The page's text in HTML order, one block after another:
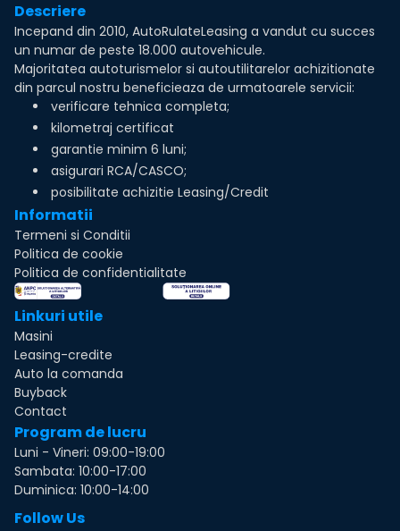
Descriere
Incepand din 2010, AutoRulateLeasing a vandut cu succes
un numar de peste 18.000 autovehicule.
Majoritatea autoturismelor si autoutilitarelor achizitionate
din parcul nostru beneficieaza de urmatoarele servicii:
verificare tehnica completa;
kilometraj certificat
garantie minim 6 luni;
asigurari RCA/CASCO;
posibilitate achizitie Leasing/Credit
Informatii
Termeni si Conditii
Politica de cookie
Politica de confidentialitate
Linkuri utile
Masini
Leasing-credite
Auto la comanda
Buyback
Contact
Program de lucru
Luni - Vineri: 09:00-19:00
Sambata: 10:00-17:00
Duminica: 10:00-14:00
Follow Us